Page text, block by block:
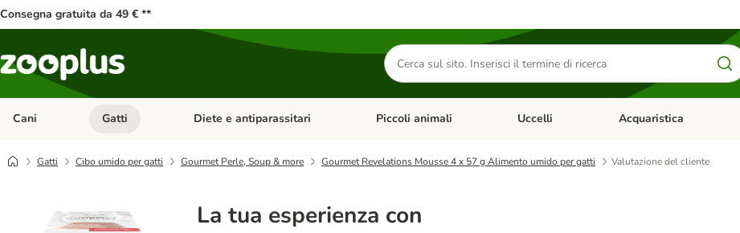
Consegna gratuita da 49 € **
Cerca
prodotti
Cani Apri Menu Categoria: Cani
Gatti Apri Menu Categoria: Gatti
Diete e antiparassitari Apri Menu Categoria: Diete e antiparassitari
Piccoli animali Apri Menu Categoria: Piccoli animali
Uccelli Apri Menu Categoria: Uccelli
Acquaristica
Gatti Cibo umido per gatti Gourmet Perle, Soup & more Gourmet Revelations Mousse 4 x 57 g Alimento umido per gatti Valutazione del cliente
La tua esperienza con